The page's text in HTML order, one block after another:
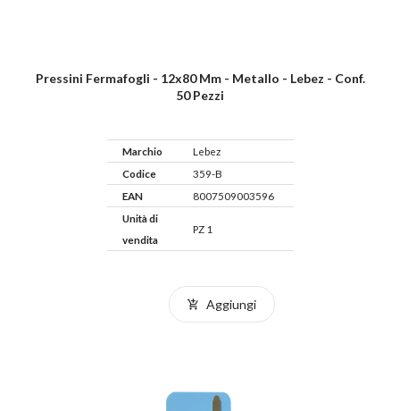
Pressini Fermafogli - 12x80 Mm - Metallo - Lebez - Conf.
50 Pezzi
Marchio
Lebez
Codice
359-B
EAN
8007509003596
Unità di
vendita
PZ 1
Aggiungi